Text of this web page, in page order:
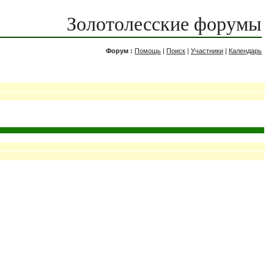
Золотолесские форумы
Форум : Помощь | Поиск | Участники | Календарь